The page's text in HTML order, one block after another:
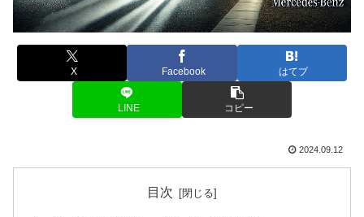
X Facebook はてブ
LINE コピー
2024.09.12
目次